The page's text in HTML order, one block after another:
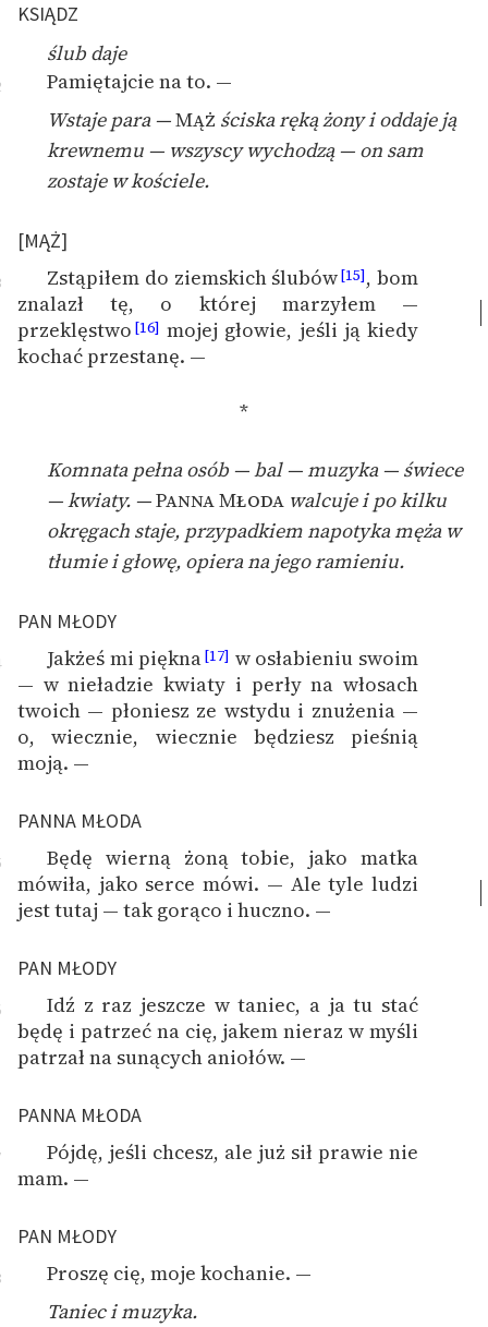
KSIĄDZ
ślub daje
Pamiętajcie na to. —
Wstaje para —Mąż ściska ręką żony i oddaje ją
krewnemu — wszyscy wychodzą — on sam
zostaje w kościele.
[MĄŻ]
Zstąpiłem do ziemskich ślubów[15], bom
znalazł tę, o której marzyłem —
przeklęstwo [16] mojej głowie, jeśli ją kiedy
kochać przestanę. —
*
Komnata pełna osób — bal — muzyka — świece
— kwiaty. —Panna Młoda walcuje i po kilku
okręgach staje, przypadkiem napotyka męża w
tłumie i głowę, opiera na jego ramieniu.
PAN MŁODY
Jakżeś mi piękna[17] w osłabieniu swoim
— w nieładzie kwiaty i perły na włosach
twoich — płoniesz ze wstydu i znużenia —
o, wiecznie, wiecznie będziesz pieśnią
moją. —
PANNA MŁODA
Będę wierną żoną tobie, jako matka
mówiła, jako serce mówi. — Ale tyle ludzi
jest tutaj — tak gorąco i huczno. —
PAN MŁODY
Idź z raz jeszcze w taniec, a ja tu stać
będę i patrzeć na cię, jakem nieraz w myśli
patrzał na sunących aniołów. —
PANNA MŁODA
Pójdę, jeśli chcesz, ale już sił prawie nie
mam. —
PAN MŁODY
Proszę cię, moje kochanie. —
Taniec i muzyka.